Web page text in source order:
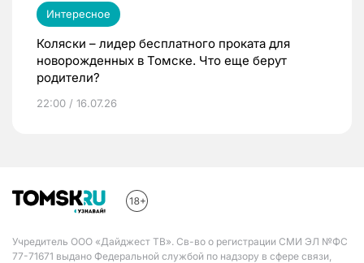
Интересное
Коляски – лидер бесплатного проката для
новорожденных в Томске. Что еще берут
родители?
22:00 / 16.07.26
Учредитель ООО «Дайджест ТВ». Св-во о регистрации СМИ ЭЛ №ФС
77-71671 выдано Федеральной службой по надзору в сфере связи,